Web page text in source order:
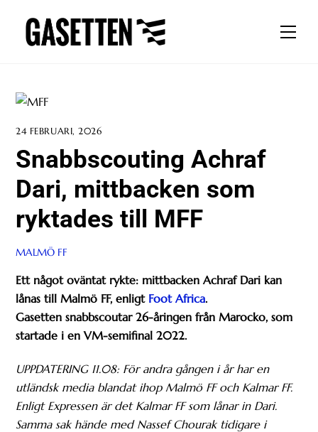
content
24 FEBRUARI, 2026
Snabbscouting Achraf
Dari, mittbacken som
ryktades till MFF
MALMÖ FF
Ett något oväntat rykte: mittbacken Achraf Dari kan
lånas till Malmö FF, enligt Foot Africa.
Gasetten snabbscoutar 26-åringen från Marocko, som
startade i en VM-semifinal 2022.
UPPDATERING 11.08: För andra gången i år har en
utländsk media blandat ihop Malmö FF och Kalmar FF.
Enligt Expressen är det Kalmar FF som lånar in Dari.
Samma sak hände med Nassef Chourak tidigare i